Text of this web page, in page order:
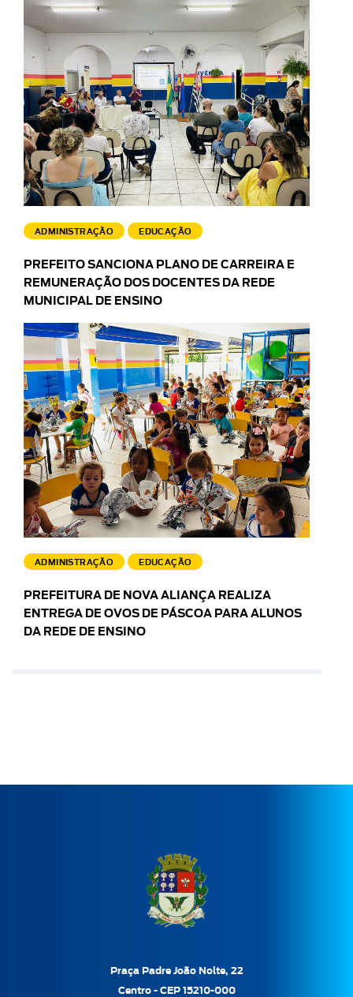
ADMINISTRAÇÃO EDUCAÇÃO
PREFEITO SANCIONA PLANO DE CARREIRA E
REMUNERAÇÃO DOS DOCENTES DA REDE
MUNICIPAL DE ENSINO
ADMINISTRAÇÃO EDUCAÇÃO
PREFEITURA DE NOVA ALIANÇA REALIZA
ENTREGA DE OVOS DE PÁSCOA PARA ALUNOS
DA REDE DE ENSINO
Praça Padre João Nolte, 22
Centro - CEP 15210-000